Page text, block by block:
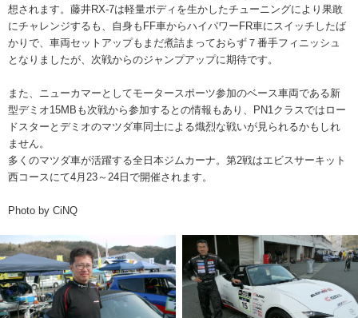
想されます。藤井RX-7は軽量ボディを生かしたチューニングにより果敢
にチャレンジするも、自身もFF車からハイパワーFR車にスイッチしたば
かりで、車両セットアップもまだ煮詰まっておらず７番手フィニッシュ
となりましたが、次戦からのジャンプアップに期待です。
また、ニューカマーとしてモータースポーツ参加のベース車両である新
型デミオ15MBも次戦から参加するとの情報もあり、PN1クラスではロー
ドスターとデミオのマツダ車同士による熾烈な戦いが見られるかもしれ
ません。
多くのマツダ車が活躍する全日本ジムカーナ。第2戦はエビスサーキット
西コースにて4月23～24日で開催されます。
Photo by CiNQ